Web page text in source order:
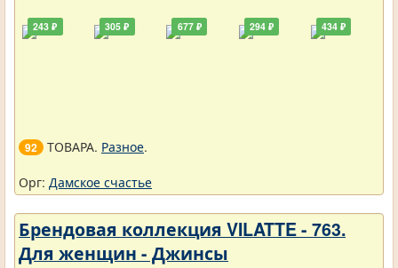
243 ₽ 305 ₽ 677 ₽ 294 ₽ 434 ₽
92 ТОВАРА. Разное.
Орг: Дамское счастье
Брендовая коллекция VILATTE - 763.
Для женщин - Джинсы